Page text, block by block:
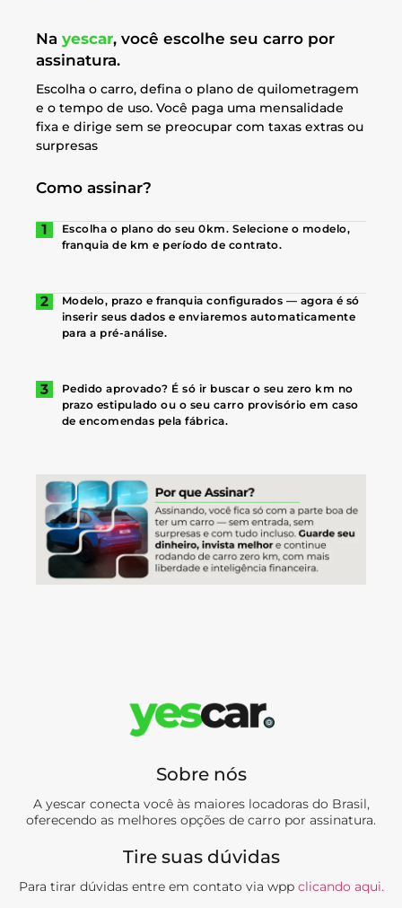
Na yescar, você escolhe seu carro por
assinatura.
Escolha o carro, defina o plano de quilometragem
e o tempo de uso. Você paga uma mensalidade
fixa e dirige sem se preocupar com taxas extras ou
surpresas
Como assinar?
Escolha o plano do seu 0km. Selecione o modelo,
franquia de km e período de contrato.
Modelo, prazo e franquia configurados — agora é só
inserir seus dados e enviaremos automaticamente
para a pré-análise.
Pedido aprovado? É só ir buscar o seu zero km no
prazo estipulado ou o seu carro provisório em caso
de encomendas pela fábrica.
Sobre nós
A yescar conecta você às maiores locadoras do Brasil,
oferecendo as melhores opções de carro por assinatura.
Tire suas dúvidas
Para tirar dúvidas entre em contato via wpp clicando aqui.